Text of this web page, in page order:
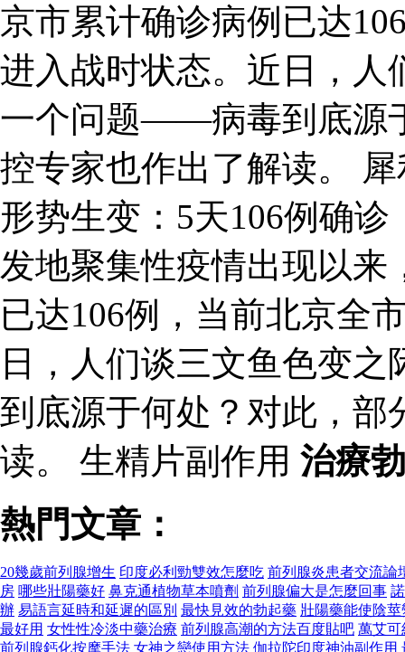
京市累计确诊病例已达
进入战时状态。近日，人
一个问题——病毒到底源
控专家也作出了解读。
形势生变：5天106例确
发地聚集性疫情出现以
已达106例，当前北京全
日，人们谈三文鱼色变
到底源于何处？对此，部
读。 生精片副作用 治療
熱門文章：
20幾歲前列腺增生 印度必利勁雙效怎麼吃 前列腺炎患者交流論
房 哪些壯陽藥好 鼻克通植物草本噴劑 前列腺偏大是怎麼回事
辦 易語言延時和延遲的區別 最快見效的勃起藥 壯陽藥能使陰莖
最好用 女性性冷淡中藥治療 前列腺高潮的方法百度貼吧 萬艾可
前列腺鈣化按摩手法 女神之戀使用方法 伽拉陀印度神油副作用